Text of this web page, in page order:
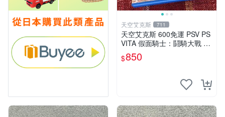
天空艾克斯 711
天空艾克斯 600免運 PSV PS
VITA 假面騎士：鬪騎大戰 創
生 普通版 純日版
$850